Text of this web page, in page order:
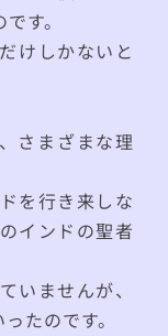
す。
けしかないと
さまざまな理
を行き来しな
インドの聖者
いませんが、
たのです。